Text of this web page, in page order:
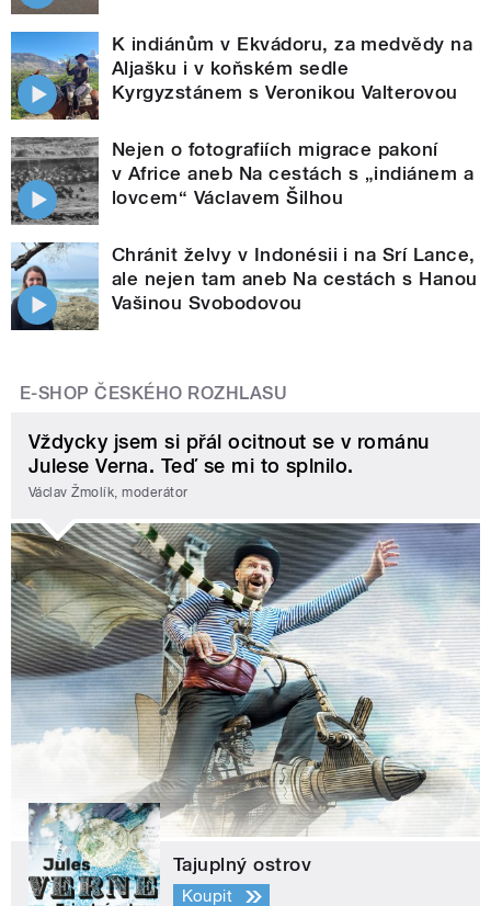
K indiánům v Ekvádoru, za medvědy na
Aljašku i v koňském sedle
Kyrgyzstánem s Veronikou Valterovou
Nejen o fotografiích migrace pakoní
v Africe aneb Na cestách s „indiánem a
lovcem“ Václavem Šilhou
Chránit želvy v Indonésii i na Srí Lance,
ale nejen tam aneb Na cestách s Hanou
Vašinou Svobodovou
E-SHOP ČESKÉHO ROZHLASU
Vždycky jsem si přál ocitnout se v románu
Julese Verna. Teď se mi to splnilo.
Václav Žmolík, moderátor
Tajuplný ostrov
Koupit